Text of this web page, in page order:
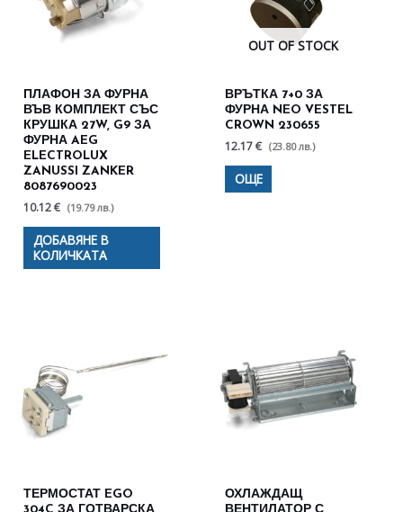
ПЛАФОН ЗА ФУРНА
ВЪВ КОМПЛЕКТ СЪС
КРУШКА 27W, G9 ЗА
ФУРНА AEG
ELECTROLUX
ZANUSSI ZANKER
8087690023
10.12 € (19.79 лв.)
ДОБАВЯНЕ В
КОЛИЧКАТА
OUT OF STOCK
ВРЪТКА 7+0 ЗА
ФУРНА NEO VESTEL
CROWN 230655
12.17 € (23.80 лв.)
ОЩЕ
ТЕРМОСТАТ EGO
ОХЛАЖДАЩ